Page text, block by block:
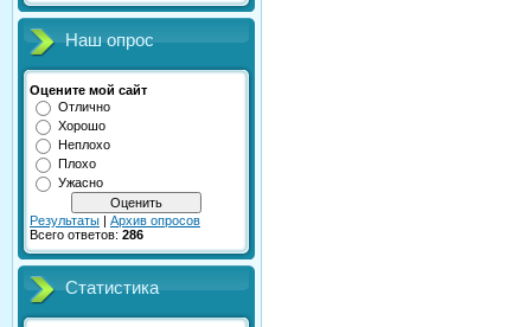
Наш опрос
Оцените мой сайт
Отлично
Хорошо
Неплохо
Плохо
Ужасно
Результаты | Архив опросов
Всего ответов: 286
Статистика